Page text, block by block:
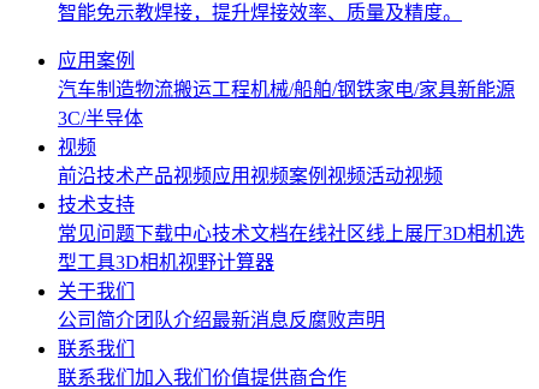
智能免示教焊接，提升焊接效率、质量及精度。
应用案例
汽车制造物流搬运工程机械/船舶/钢铁家电/家具新能源
3C/半导体
视频
前沿技术产品视频应用视频案例视频活动视频
技术支持
常见问题下载中心技术文档在线社区线上展厅3D相机选
型工具3D相机视野计算器
关于我们
公司简介团队介绍最新消息反腐败声明
联系我们
联系我们 加入我们 价值提供商合作